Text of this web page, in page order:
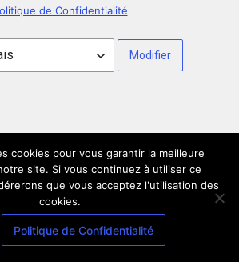
de Confidentialité
cookies pour vous garantir la meilleure
site. Si vous continuez à utiliser ce
que vous acceptez l'utilisation des
cookies.
Politique de Confidentialité